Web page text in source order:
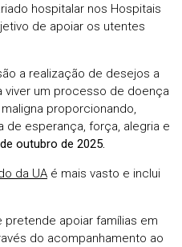
hospitalar nos Hospitais
de apoiar os utentes
a realização de desejos a
viver um processo de doença
proporcionando,
de esperança, força, alegria e
outubro de 2025.
da UA é mais vasto e inclui
pretende apoiar famílias em
do acompanhamento ao